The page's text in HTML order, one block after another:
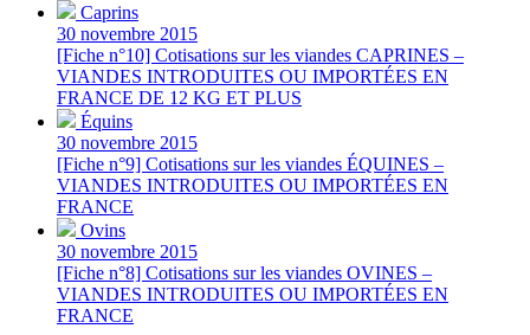
Caprins
30 novembre 2015
[Fiche n°10] Cotisations sur les viandes CAPRINES –
VIANDES INTRODUITES OU IMPORTÉES EN
FRANCE DE 12 KG ET PLUS
Équins
30 novembre 2015
[Fiche n°9] Cotisations sur les viandes ÉQUINES –
VIANDES INTRODUITES OU IMPORTÉES EN
FRANCE
Ovins
30 novembre 2015
[Fiche n°8] Cotisations sur les viandes OVINES –
VIANDES INTRODUITES OU IMPORTÉES EN
FRANCE